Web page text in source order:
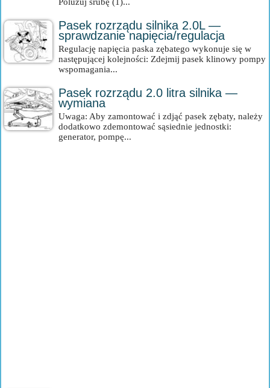
Pasek rozrządu silnika 2.0L —
sprawdzanie napięcia/regulacja
Regulację napięcia paska zębatego wykonuje się w
następującej kolejności: Zdejmij pasek klinowy pompy
wspomagania...
Pasek rozrządu 2.0 litra silnika —
wymiana
Uwaga: Aby zamontować i zdjąć pasek zębaty, należy
dodatkowo zdemontować sąsiednie jednostki:
generator, pompę...